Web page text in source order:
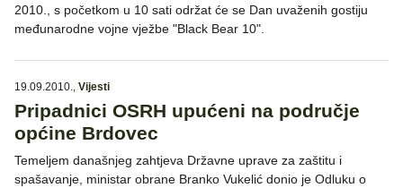
2010., s početkom u 10 sati održat će se Dan uvaženih gostiju
međunarodne vojne vježbe "Black Bear 10".
19.09.2010., Vijesti
Pripadnici OSRH upućeni na područje
općine Brdovec
Temeljem današnjeg zahtjeva Državne uprave za zaštitu i
spašavanje, ministar obrane Branko Vukelić donio je Odluku o